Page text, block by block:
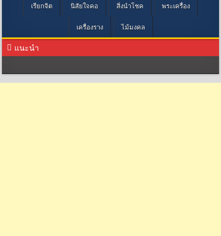
เรียกจิต นิสัยใจคอ สิ่งนำโชค พระเครื่อง
เครื่องราง ไม้มงคล
แนะนำ